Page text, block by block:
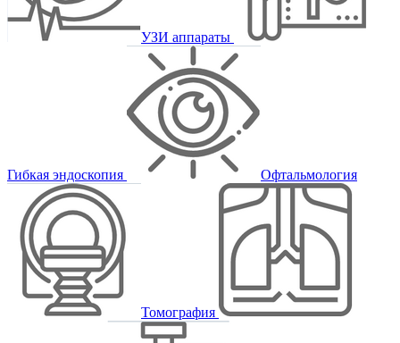
УЗИ аппараты
Гибкая эндоскопия Офтальмология
Томография